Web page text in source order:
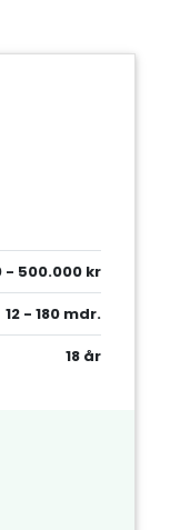
- 500.000 kr
12 - 180 mdr.
18 år